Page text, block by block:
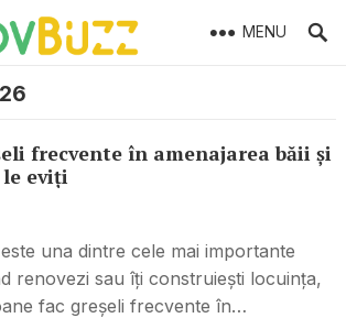
MENU
frecvente în amenajarea băii și
le eviți
una dintre cele mai importante
renovezi sau îți construiești locuința,
fac greșeli frecvente în…